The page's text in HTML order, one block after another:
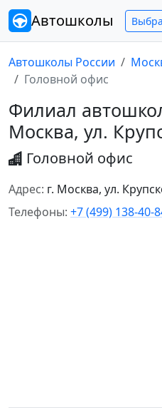
Автошколы
Автошколы России
Головной офис
Филиал
Москва, ул.
Головной офис
Адрес: г. Москва, ул.
Телефоны: +7 (499) 138-40-